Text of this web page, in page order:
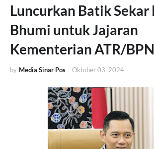
Luncurkan Batik Sekar
Bhumi untuk Jajaran
Kementerian ATR/BPN
by Media Sinar Pos - Oktober 03, 2024